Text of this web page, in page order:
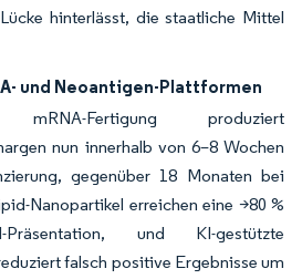
hinterlässt, die staatliche Mittel
und Neoantigen-Plattformen
Fertigung produziert
nun innerhalb von 6–8 Wochen
gegenüber 18 Monaten bei
Nanopartikel erreichen eine >80 %
Präsentation, und KI-gestützte
falsch positive Ergebnisse um